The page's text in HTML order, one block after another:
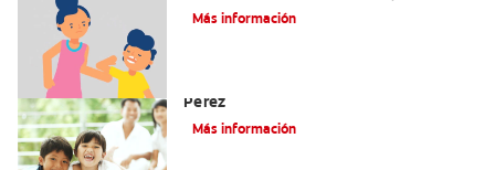
Fantasías De Su Hijo/A
Más información
Pérez
Más información